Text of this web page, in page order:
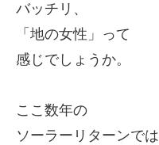
バッチリ、
「地の女性」って
感じでしょうか。
ここ数年の
ソーラーリターンでは